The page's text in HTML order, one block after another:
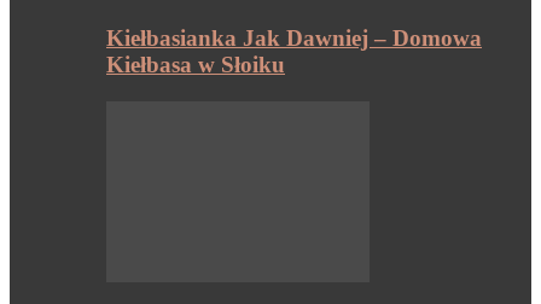
Kiełbasianka Jak Dawniej – Domowa
Kiełbasa w Słoiku